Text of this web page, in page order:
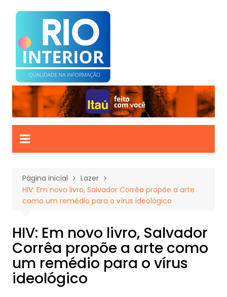
para
conteúdo
Página inicial
Lazer
HIV: Em novo livro, Salvador Corrêa propõe a arte
como um remédio para o vírus ideológico
HIV: Em novo livro, Salvador
Corrêa propõe a arte como
um remédio para o vírus
ideológico